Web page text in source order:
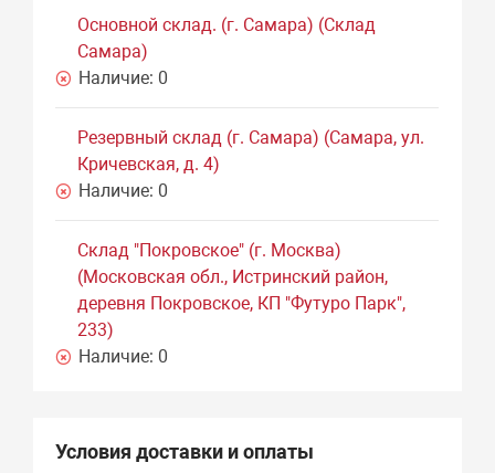
Основной склад. (г. Самара) (Склад
Самара)
Наличие: 0
Резервный склад (г. Самара) (Самара, ул.
Кричевская, д. 4)
Наличие: 0
Склад "Покровское" (г. Москва)
(Московская обл., Истринский район,
деревня Покровское, КП "Футуро Парк",
233)
Наличие: 0
Условия доставки и оплаты